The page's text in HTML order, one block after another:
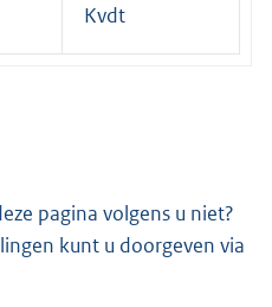
Kvdt
pagina volgens u niet?
kunt u doorgeven via